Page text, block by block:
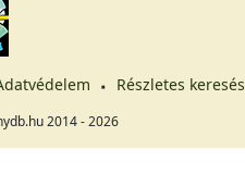
Részletes keresés
2014 - 2026